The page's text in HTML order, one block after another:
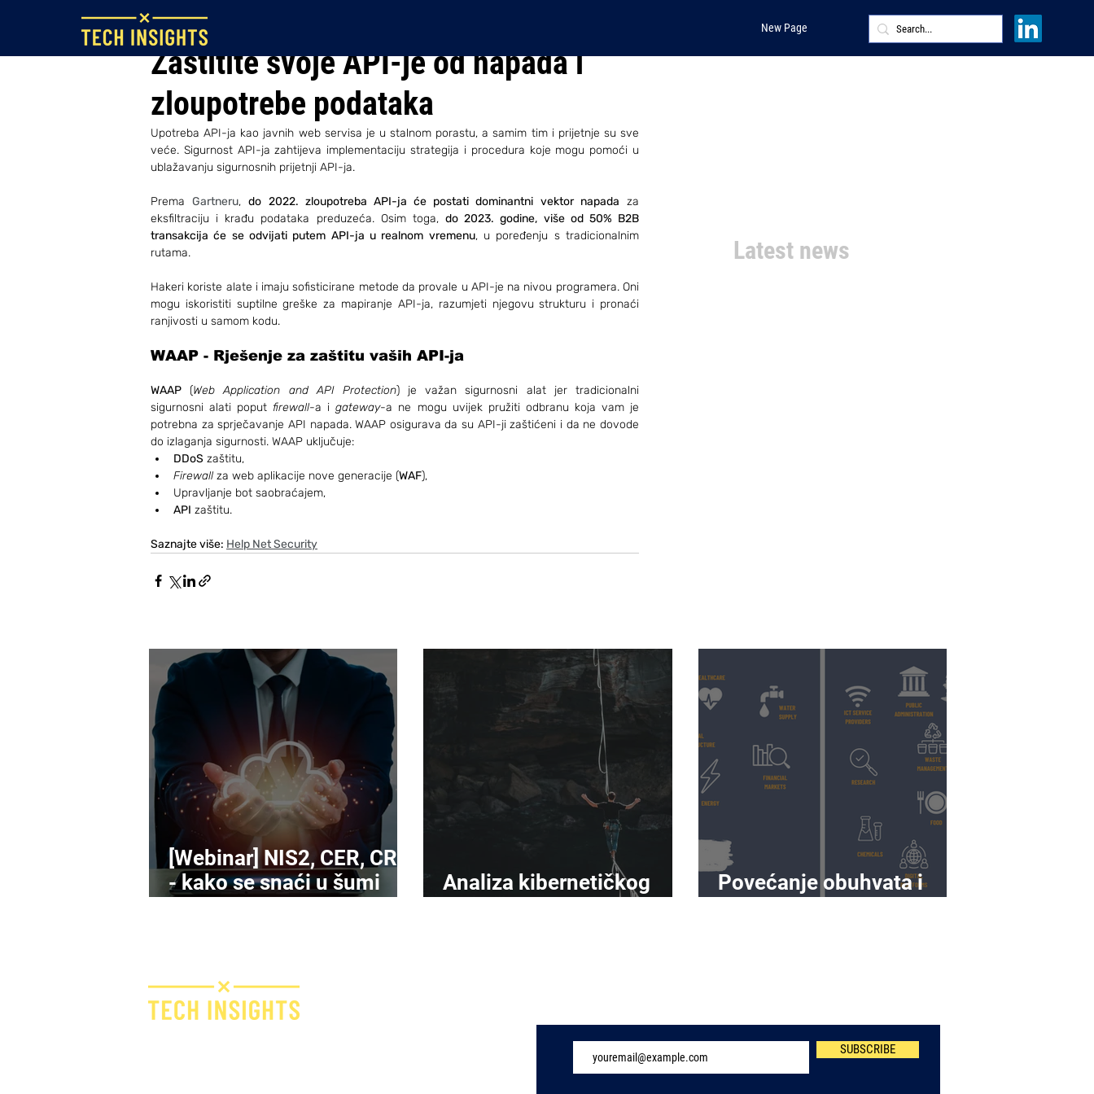
New Page
Zaštitite svoje API-je od napada i
zloupotrebe podataka
11. srp 2022.
Upotreba API-ja kao javnih web servisa je u stalnom porastu, a samim tim i prijetnje su sve
veće. Sigurnost API-ja zahtijeva implementaciju strategija i procedura koje mogu pomoći u
ublažavanju sigurnosnih prijetnji API-ja.
Prema Gartneru, do 2022. zloupotreba API-ja će postati dominantni vektor napada za
eksfiltraciju i krađu podataka preduzeća. Osim toga, do 2023. godine, više od 50% B2B
transakcija će se odvijati putem API-ja u realnom vremenu, u poređenju s tradicionalnim
rutama.
Hakeri koriste alate i imaju sofisticirane metode da provale u API-je na nivou programera. Oni
mogu iskoristiti suptilne greške za mapiranje API-ja, razumjeti njegovu strukturu i pronaći
ranjivosti u samom kodu.
WAAP - Rješenje za zaštitu vaših API-ja
WAAP (Web Application and API Protection) je važan sigurnosni alat jer tradicionalni
sigurnosni alati poput firewall-a i gateway-a ne mogu uvijek pružiti odbranu koja vam je
potrebna za sprječavanje API napada. WAAP osigurava da su API-ji zaštićeni i da ne dovode
do izlaganja sigurnosti. WAAP uključuje:
DDoS zaštitu,
Firewall za web aplikacije nove generacije (WAF),
Upravljanje bot saobraćajem,
API zaštitu.
Saznajte više: Help Net Security
Latest news
[Webinar] NIS2, CER, CRA
- kako se snaći u šumi
Analiza kibernetičkog
Povećanje obuhvata i
SUBSCRIBE